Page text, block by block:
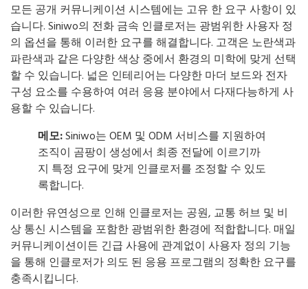
모든 공개 커뮤니케이션 시스템에는 고유 한 요구 사항이 있
습니다. Siniwo의 전화 금속 인클로저는 광범위한 사용자 정
의 옵션을 통해 이러한 요구를 해결합니다. 고객은 노란색과
파란색과 같은 다양한 색상 중에서 환경의 미학에 맞게 선택
할 수 있습니다. 넓은 인테리어는 다양한 마더 보드와 전자
구성 요소를 수용하여 여러 응용 분야에서 다재다능하게 사
용할 수 있습니다.
메모:Siniwo는 OEM 및 ODM 서비스를 지원하여
조직이 곰팡이 생성에서 최종 전달에 이르기까
지 특정 요구에 맞게 인클로저를 조정할 수 있도
록합니다.
이러한 유연성으로 인해 인클로저는 공원, 교통 허브 및 비
상 통신 시스템을 포함한 광범위한 환경에 적합합니다. 매일
커뮤니케이션이든 긴급 사용에 관계없이 사용자 정의 기능
을 통해 인클로저가 의도 된 응용 프로그램의 정확한 요구를
충족시킵니다.